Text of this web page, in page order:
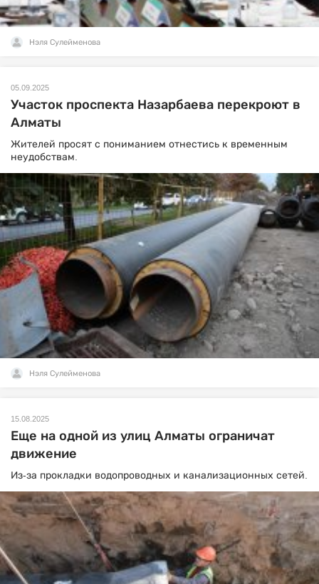
Нэля Сулейменова
05.09.2025
Участок проспекта Назарбаева перекроют в
Алматы
Жителей просят с пониманием отнестись к временным
неудобствам.
Нэля Сулейменова
15.08.2025
Еще на одной из улиц Алматы ограничат
движение
Из-за прокладки водопроводных и канализационных сетей.